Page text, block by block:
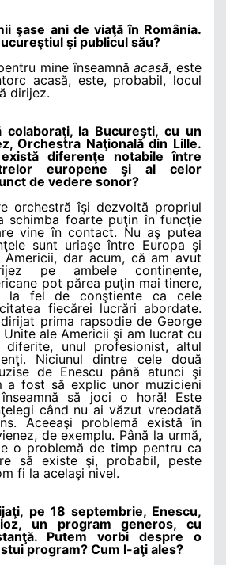
şase ani de viaţă în România.
şi publicul său?
mine înseamnăacasă, este
acasă, este, probabil, locul
dirijez.
colaboraţi, la Bucureşti, cu un
Orchestra Naţională din Lille.
diferenţe notabile între
europene şi al celor
de vedere sonor?
orchestră îşi dezvoltă propriul
schimba foarte puţin în funcţie
vine în contact. Nu aş putea
sunt uriaşe între Europa şi
Americii, dar acum, că am avut
pe ambele continente,
pot părea puţin mai tinere,
la fel de conştiente ca cele
fiecărei lucrări abordate.
prima rapsodie de George
Unite ale Americii şi am lucrat cu
diferite, unul profesionist, altul
Niciunul dintre cele două
de Enescu până atunci şi
a fost să explic unor muzicieni
să joci o horă! Este
când nu ai văzut vreodată
Aceeaşi problemă există în
de exemplu. Până la urmă,
o problemă de timp pentru ca
să existe şi, probabil, peste
fi la acelaşi nivel.
pe 18 septembrie, Enescu,
un program generos, cu
Putem vorbi despre o
program? Cum l-aţi ales?